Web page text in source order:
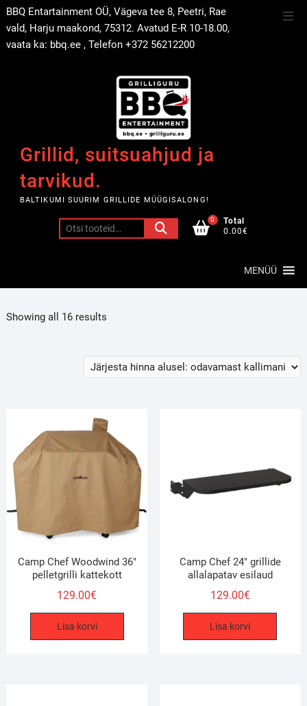
Skip
to
content
BBQ Entartainment OÜ, Vägeva tee 8, Peetri, Rae
vald, Harju maakond, 75312. Avatud E-R 10-18.00,
vaata ka: bbq.ee , Telefon +372 56212200
Grillid, suitsuahjud ja
tarvikud.
BALTIKUMI SUURIM GRILLIDE MÜÜGISALONG!
Otsi:
0
Total
0.00€
MENÜÜ
Showing all 16 resultsSorted
low
Camp Chef Woodwind 36″
pelletgrilli kattekott
129.00€
Lisa korvi
Camp Chef 24″ grillide
allalapatav esilaud
129.00€
Lisa korvi